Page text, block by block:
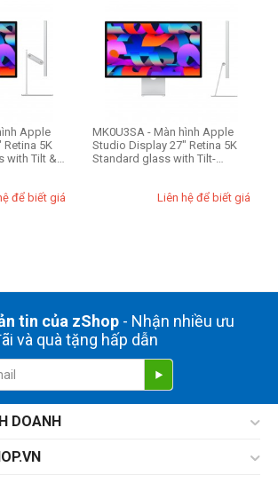
Apple
5K
with Tilt &
để biết giá
MK0U3SA - Màn hình Apple
Studio Display 27" Retina 5K
Standard glass with Tilt-
Liên hệ để biết giá
tin của zShop- Nhận nhiều ưu
và quà tặng hấp dẫn
DOANH